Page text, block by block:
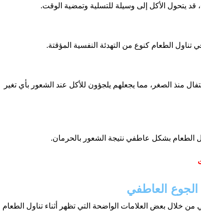
الأكل إلى وسيلة للتسلية وتمضية الوقت.
تناول الطعام كنوع من التهدئة النفسية المؤقتة.
منذ الصغر، مما يجعلهم يلجؤون للأكل عند الشعور بأي تغير
الطعام بشكل عاطفي نتيجة الشعور بالحرمان.
العاطفي
من خلال بعض العلامات الواضحة التي تظهر أثناء تناول الطعام